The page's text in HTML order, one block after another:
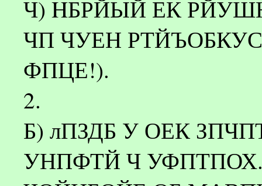
Ч) HБРЙЫЙ ЕК
ЧП ЧУЕН
ФПЦЕ!).
2.
Б) лПЗДБ У ОЕК
УНПФТЙ Ч